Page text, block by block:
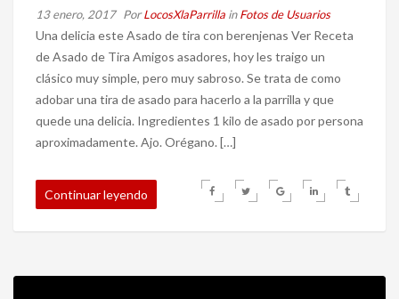
13 enero, 2017 PorLocosXlaParrilla inFotos de Usuarios
Una delicia este Asado de tira con berenjenas Ver Receta
de Asado de Tira Amigos asadores, hoy les traigo un
clásico muy simple, pero muy sabroso. Se trata de como
adobar una tira de asado para hacerlo a la parrilla y que
quede una delicia. Ingredientes 1 kilo de asado por persona
aproximadamente. Ajo. Orégano. […]
Continuar leyendo